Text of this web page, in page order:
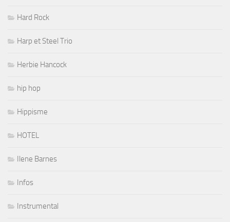
Hard Rock
Harp et Steel Trio
Herbie Hancock
hip hop
Hippisme
HOTEL
Ilene Barnes
Infos
Instrumental